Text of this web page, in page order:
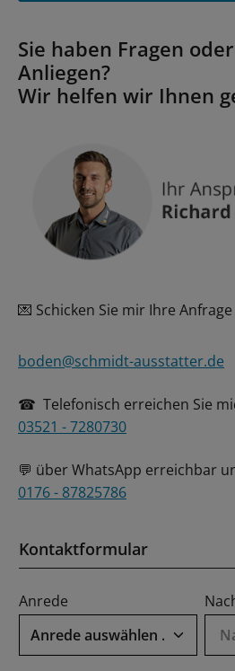
Sie haben Fragen
Anliegen?
Wir helfen wir Ihnen
💌 Schicken Sie mir Ihre
boden@schmidt-ausstatter.de
☎ Telefonisch erreichen Sie
03521 - 7280730
💬 über WhatsApp erreichbar
0176 - 87825786
Kontaktformular
Anrede